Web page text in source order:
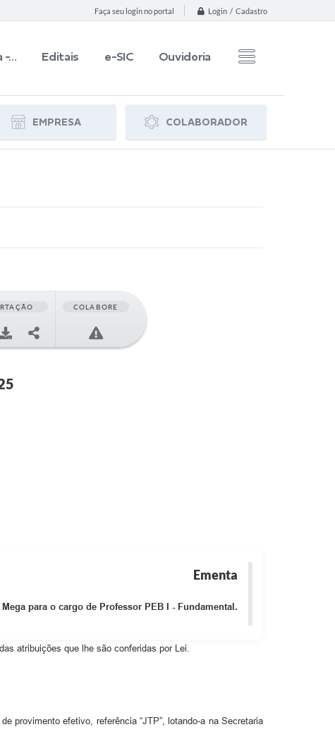
Faça seu login no portal Login / Cadastro
-... Editais e-SIC Ouvidoria
EMPRESA COLABORADOR
COLABORE
Ementa
para o cargo de Professor PEB I - Fundamental.
atribuições que lhe são conferidas por Lei.
provimento efetivo, referência “JTP”, lotando-a na Secretaria